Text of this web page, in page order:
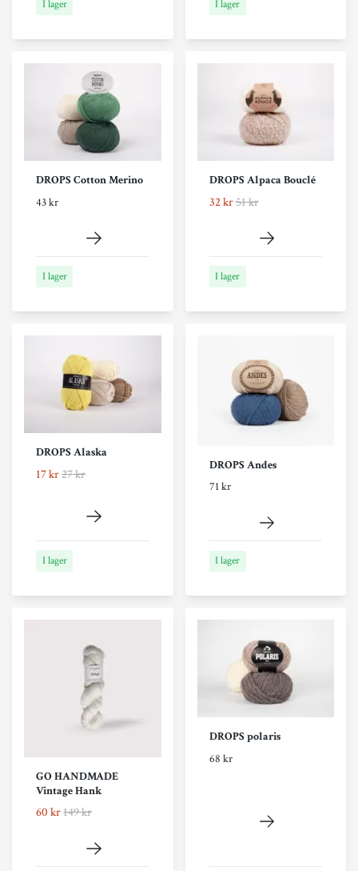
I lager I lager
DROPS Cotton Merino
43 kr
I lager
DROPS Alpaca Bouclé
32 kr51 kr
I lager
DROPS Alaska
17 kr27 kr
I lager
DROPS Andes
71 kr
I lager
GO HANDMADE
Vintage Hank
60 kr149 kr
DROPS polaris
68 kr